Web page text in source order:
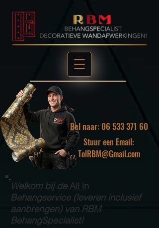
Stuur een Email:
TolRBM@Gmail.com
Bel naar: 06 533 371 60
Welkom bij deAll in
Behangservice (leveren inclusief
aanbrengen) van RBM
BehangSpecialist!